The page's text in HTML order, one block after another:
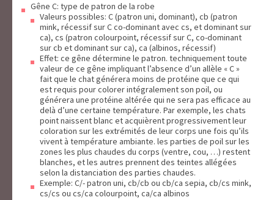
Gêne C: type de patron de la robe
Valeurs possibles: C (patron uni, dominant), cb (patron
mink, récessif sur C co-dominant avec cs, et dominant sur
ca), cs (patron colourpoint, récessif sur C, co-dominant
sur cb et dominant sur ca), ca (albinos, récessif)
Effet: ce gêne détermine le patron. techniquement toute
valeur de ce gêne impliquant l’absence d’un allèle « C »
fait que le chat générera moins de protéine que ce qui
est requis pour colorer intégralement son poil, ou
générera une protéine altérée qui ne sera pas efficace au
delà d’une certaine température. Par exemple, les chats
point naissent blanc et acquièrent progressivement leur
coloration sur les extrémités de leur corps une fois qu’ils
vivent à température ambiante. les parties de poil sur les
zones les plus chaudes du corps (ventre, cou, …) restent
blanches, et les autres prennent des teintes allégées
selon la distanciation des parties chaudes.
Exemple: C/- patron uni, cb/cb ou cb/ca sepia, cb/cs mink,
cs/cs ou cs/ca colourpoint, ca/ca albinos